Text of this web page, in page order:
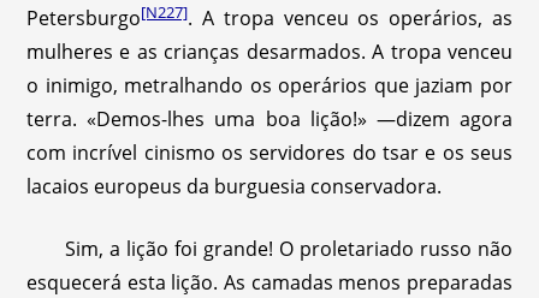
Petersburgo[N227]. A tropa venceu os operários, as
mulheres e as crianças desarmados. A tropa venceu
o inimigo, metralhando os operários que jaziam por
terra. «Demos-lhes uma boa lição!» —dizem agora
com incrível cinismo os servidores do tsar e os seus
lacaios europeus da burguesia conservadora.
Sim, a lição foi grande! O proletariado russo não
esquecerá esta lição. As camadas menos preparadas